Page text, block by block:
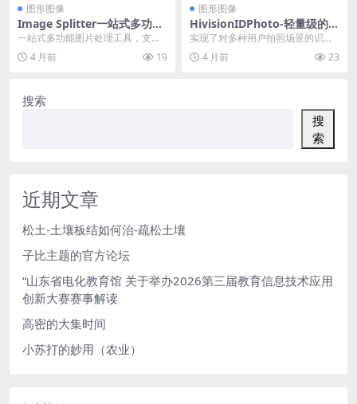
图形图像
Image Splitter一站式多功能
图片处理工具，支持 7 种图片
一站式多功能图片处理工具，支持
7 种图片裁剪、拼图与模板、图片
编辑、格式转换、...
4 月前 19
图形图像
HivisionIDPhoto-轻量级的 A
I 证件照制作工具
实现了对多种用户拍照场景的识
别、抠图与证件照生成，并提供不
同尺寸规格的标准证件照...
4 月前 23
搜索
搜
索
近期文章
松土-土壤板结如何治-疏松土壤
子比主题的官方论坛
“山东省电化教育馆 关于举办2026第三届教育信息技术应用
创新大赛赛事解读
高密的大集时间
小苏打的妙用（农业）